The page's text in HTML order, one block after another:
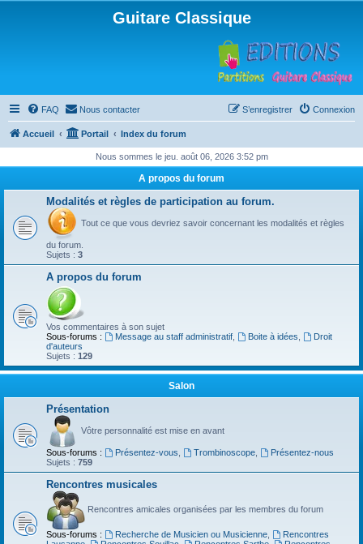
Guitare Classique
FAQ Nous contacter Connexion
S’enregistrer
Accueil Portail Index du forum
Nous sommes le jeu. août 06, 2026 3:52 pm
A propos du forum
Modalités et règles de participation au forum.
Tout ce que vous devriez savoir concernant les modalités et règles
du forum.
Sujets : 3
A propos du forum
Vos commentaires à son sujet
Sous-forums :
Message au staff administratif, Boite à idées
Droit
d'auteurs
Sujets : 129
Salon
Présentation
Vôtre personnalité est mise en avant
Sous-forums : Présentez-vous Trombinoscope,
Présentez-nous
Sujets : 759
Rencontres musicales
Rencontres amicales organisées par les membres du forum
Sous-forums : Recherche de Musicien ou Musicienne,
Rencontres